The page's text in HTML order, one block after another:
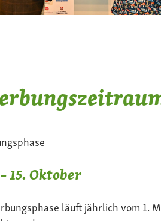
15. Oktober
läuft jährlich vom 1.